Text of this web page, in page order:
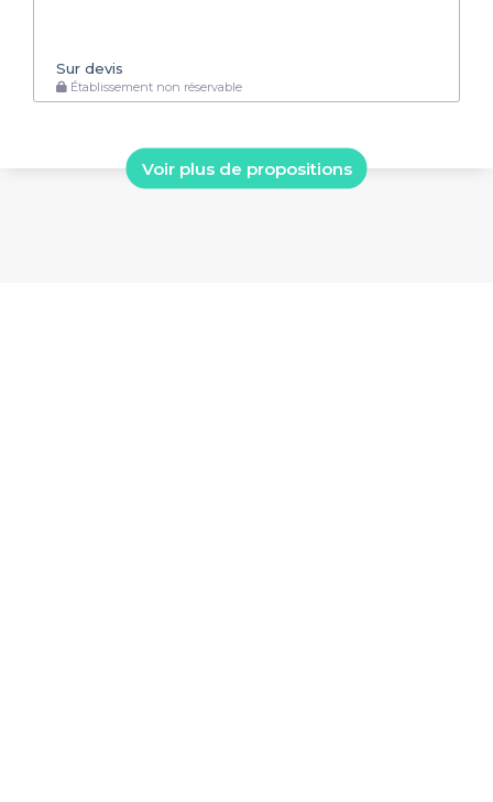
Sur devis
Établissement non réservable
Voir plus de propositions